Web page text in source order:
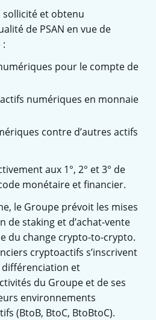
sollicité et obtenu
de PSAN en vue de
pour le compte de
numériques en monnaie
contre d’autres actifs
aux 1°, 2° et 3° de
monétaire et financier.
le Groupe prévoit les mises
de staking et d’achat-vente
du change crypto-to-crypto.
cryptoactifs s’inscrivent
et
du Groupe et de ses
environnements
(BtoB, BtoC, BtoBtoC).